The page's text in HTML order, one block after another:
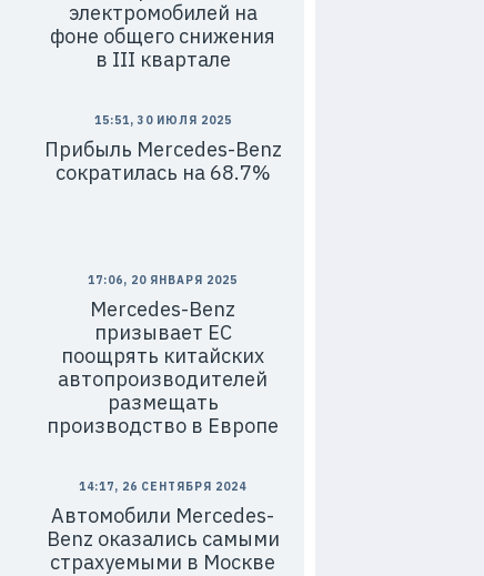
электромобилей на
фоне общего снижения
в III квартале
15:51, 30 ИЮЛЯ 2025
Прибыль Mercedes-Benz
сократилась на 68.7%
17:06, 20 ЯНВАРЯ 2025
Mercedes-Benz
призывает ЕС
поощрять китайских
автопроизводителей
размещать
производство в Европе
14:17, 26 СЕНТЯБРЯ 2024
Автомобили Mercedes-
Benz оказались самыми
страхуемыми в Москве